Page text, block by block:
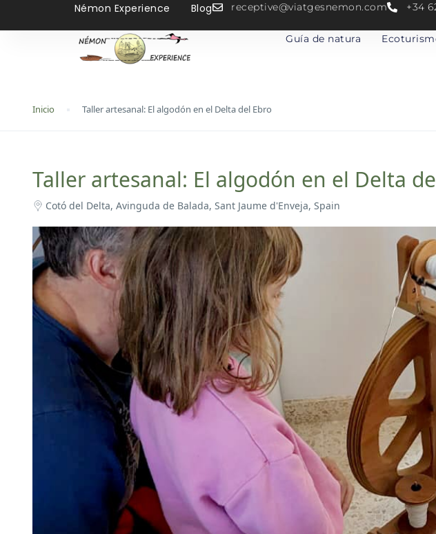
Némon Experience Blog receptive@viatgesnemon.com +34
Guía de natura
Inicio Taller artesanal: El algodón en el Delta del Ebro
Taller artesanal: El algodón en el Delta
Cotó del Delta, Avinguda de Balada, Sant Jaume d'Enveja, Spain